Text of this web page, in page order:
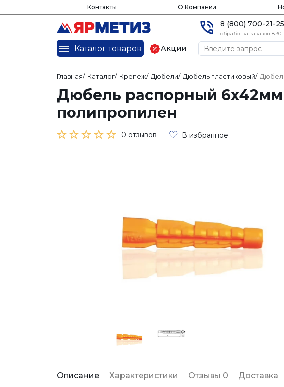
Контакты О Компании
8 (800) 700-21-25
обработка заказов
Каталог товаров Акции
Главная/ Каталог/ Крепеж/ Дюбели/ Дюбель пластиковый/
Дюбель распорный 6х42мм
полипропилен
0 отзывов В избранное
Описание Характеристики Отзывы 0 Доставка